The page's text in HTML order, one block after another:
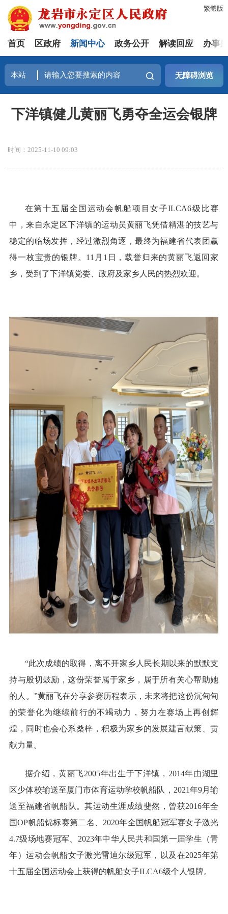
繁體版
首页 区政府 新闻中心 政务公开 解读回应 办事
无障碍浏览
下洋镇健儿黄丽飞勇夺全运会银牌
时间：2025-11-10 09:03
在第十五届全国运动会帆船项目女子ILCA6级比赛
中，来自永定区下洋镇的运动员黄丽飞凭借精湛的技艺与
稳定的临场发挥，经过激烈角逐，最终为福建省代表团赢
得一枚宝贵的银牌。11月1日，载誉归来的黄丽飞返回家
乡，受到了下洋镇党委、政府及家乡人民的热烈欢迎。
“此次成绩的取得，离不开家乡人民长期以来的默默支
持与殷切鼓励，这份荣誉属于家乡，属于所有关心帮助她
的人。”黄丽飞在分享参赛历程表示，未来将把这份沉甸甸
的荣誉化为继续前行的不竭动力，努力在赛场上再创辉
煌，同时也会心系桑梓，积极为家乡的发展建言献策、贡
献力量。
据介绍，黄丽飞2005年出生于下洋镇，2014年由湖里
区少体校输送至厦门市体育运动学校帆船队，2021年9月输
送至福建省帆船队。其运动生涯成绩斐然，曾获2016年全
国OP帆船锦标赛第二名、2020年全国帆船冠军赛女子激光
4.7级场地赛冠军、2023年中华人民共和国第一届学生（青
年）运动会帆船女子激光雷迪尔级冠军，以及在2025年第
十五届全国运动会上获得的帆船女子ILCA6级个人银牌。